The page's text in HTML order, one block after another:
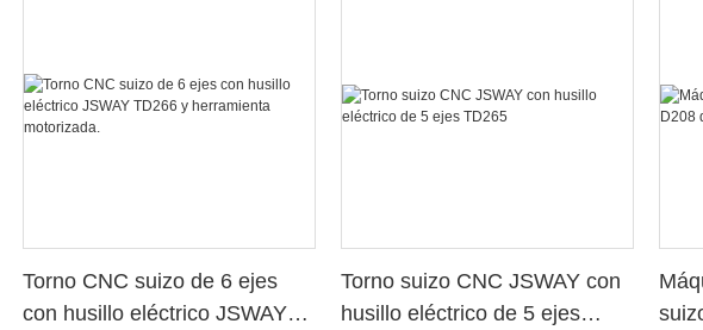
Torno CNC suizo de 6 ejes
con husillo eléctrico JSWAY
Torno suizo CNC JSWAY con
husillo eléctrico de 5 ejes